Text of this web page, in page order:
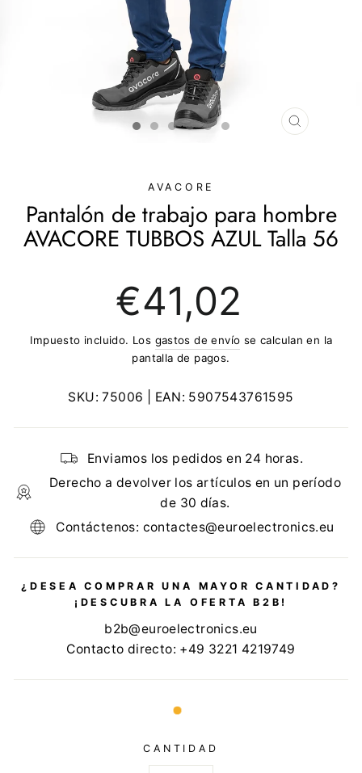
CERRAR
AVACORE
Pantalón de trabajo para hombre
AVACORE TUBBOS AZUL Talla 56
regular
€41,02
Impuesto incluido. Los gastos de envío se calculan en la
pantalla de pagos.
SKU:75006 | EAN: 5907543761595
Enviamos los pedidos en 24 horas.
Derecho a devolver los artículos en un período
de 30 días.
Contáctenos: contactes@euroelectronics.eu
¿DESEA COMPRAR UNA MAYOR CANTIDAD?
¡DESCUBRA LA OFERTA B2B!
b2b@euroelectronics.eu
Contacto directo: +49 3221 4219749
CANTIDAD